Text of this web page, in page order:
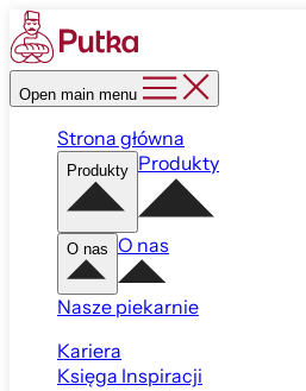
Open main menu
Strona główna
Produkty Produkty
O nas O nas
Nasze piekarnie
Kariera
Księga Inspiracji